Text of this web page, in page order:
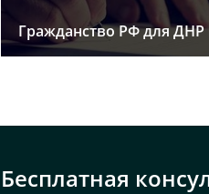
Гражданство РФ для
Бесплатная